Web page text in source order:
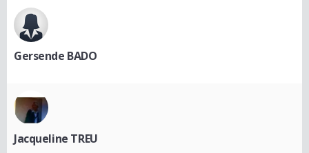
Gersende BADO
Jacqueline TREU